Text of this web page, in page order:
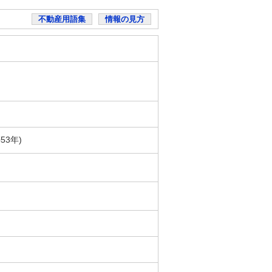
不動産用語集 情報の見方
年)